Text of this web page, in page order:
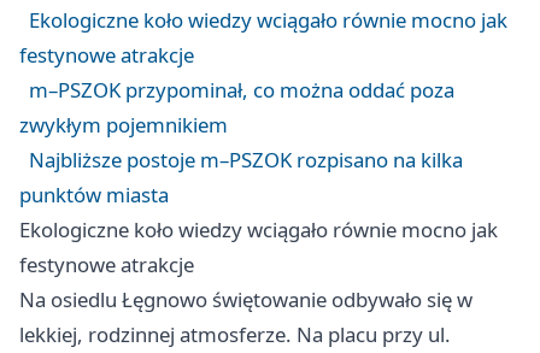
Ekologiczne koło wiedzy wciągało równie mocno jak
festynowe atrakcje
m–PSZOK przypominał, co można oddać poza
zwykłym pojemnikiem
Najbliższe postoje m–PSZOK rozpisano na kilka
punktów miasta
Ekologiczne koło wiedzy wciągało równie mocno jak
festynowe atrakcje
Na osiedlu Łęgnowo świętowanie odbywało się w
lekkiej, rodzinnej atmosferze. Na placu przy ul.